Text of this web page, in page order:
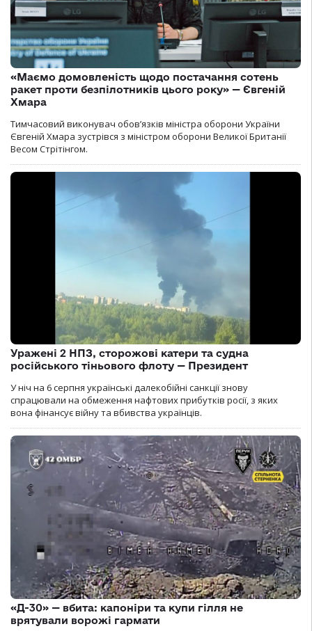
«Маємо домовленість щодо постачання сотень
ракет проти безпілотників цього року» — Євгеній
Хмара
Тимчасовий виконувач обов’язків міністра оборони України
Євгеній Хмара зустрівся з міністром оборони Великої Британії
Весом Стрітінгом.
Уражені 2 НПЗ, сторожові катери та судна
російського тіньового флоту — Президент
У ніч на 6 серпня українські далекобійні санкції знову
спрацювали на обмеження нафтових прибутків росії, з яких
вона фінансує війну та вбивства українців.
«Д-30» — вбита: капоніри та купи гілля не
врятували ворожі гармати